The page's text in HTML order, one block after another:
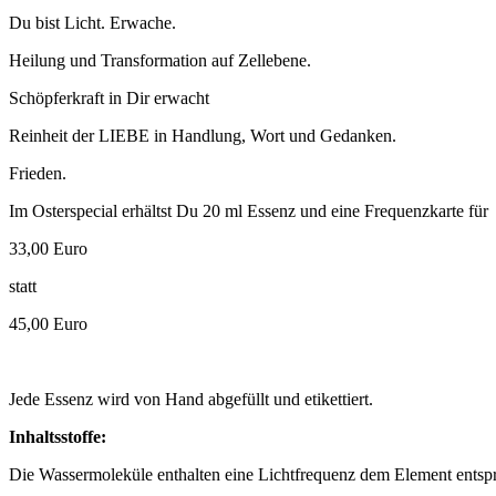
Du bist Licht. Erwache.
Heilung und Transformation auf Zellebene.
Schöpferkraft in Dir erwacht
Reinheit der LIEBE in Handlung, Wort und Gedanken.
Frieden.
Im Osterspecial erhältst Du 20 ml Essenz und eine Frequenzkarte für
33,00 Euro
statt
45,00 Euro
Jede Essenz wird von Hand abgefüllt und etikettiert.
Inhaltsstoffe:
Die Wassermoleküle enthalten eine Lichtfrequenz dem Element